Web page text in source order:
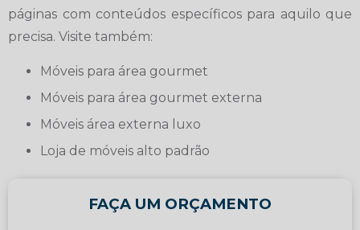
páginas com conteúdos específicos para aquilo que
precisa. Visite também:
móveis para área gourmet
móveis para área gourmet externa
móveis área externa luxo
loja de móveis alto padrão
FAÇA UM ORÇAMENTO